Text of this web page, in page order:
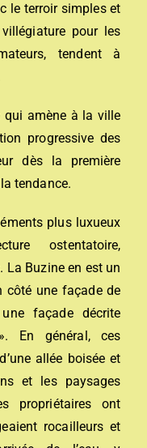
le terroir simples et
pour les
tendent à
qui amène à la ville
progressive des
dès la première
tendance.
plus luxueux
ostentatoire,
Buzine en est un
côté une façade de
façade décrite
En général, ces
allée boisée et
et les paysages
propriétaires ont
rocailleurs et